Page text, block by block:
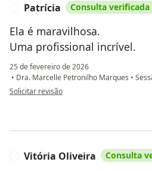
Patrícia Consulta verificada
Ela é maravilhosa.
Uma profissional incrível.
25 de fevereiro de 2026
• Dra. Marcelle Petronilho Marques •
na opinião do utilizador Patrícia
Solicitar revisão
Vitória Oliveira Consulta